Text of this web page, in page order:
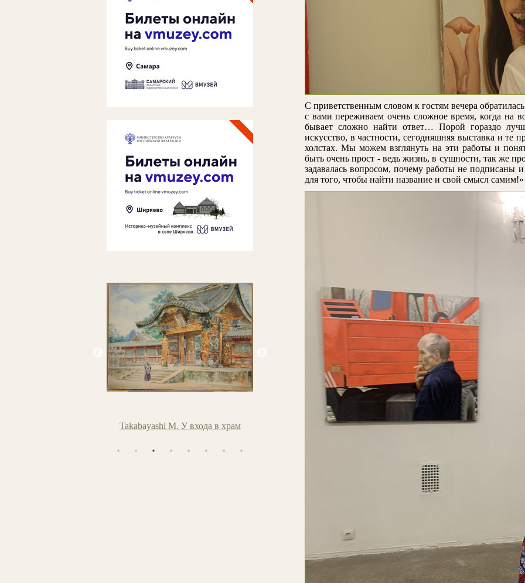
Айвазовский И.К. Утро в Гурзуфе Аверьянов Б.Я. Вечереет
Laurens J. Делакруа Э.
С приветственным словом к гостям вечера
с вами переживаем очень сложное время, когда на
бывает сложно найти ответ… Порой гораздо
искусство, в частности, сегодняшняя выставка и те
холстах. Мы можем взглянуть на эти работы и
быть очень прост - ведь жизнь, в сущности, так же
задавалась вопросом, почему работы не подписаны
для того, чтобы найти название и свой смысл самим!»